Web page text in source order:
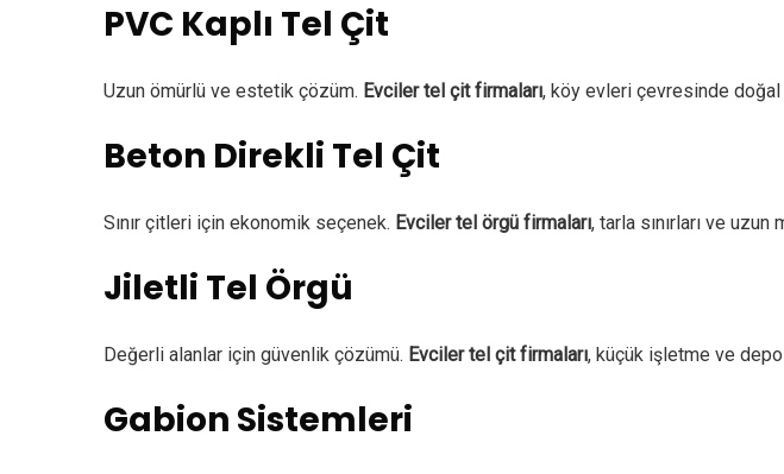
PVC Kaplı Tel Çit
Uzun ömürlü ve estetik çözüm. Evciler tel çit firmaları, köy evleri çevresinde doğal
Beton Direkli Tel Çit
Sınır çitleri için ekonomik seçenek. Evciler tel örgü firmaları, tarla sınırları ve
Jiletli Tel Örgü
Değerli alanlar için güvenlik çözümü. Evciler tel çit firmaları, küçük işletme ve
Gabion Sistemleri